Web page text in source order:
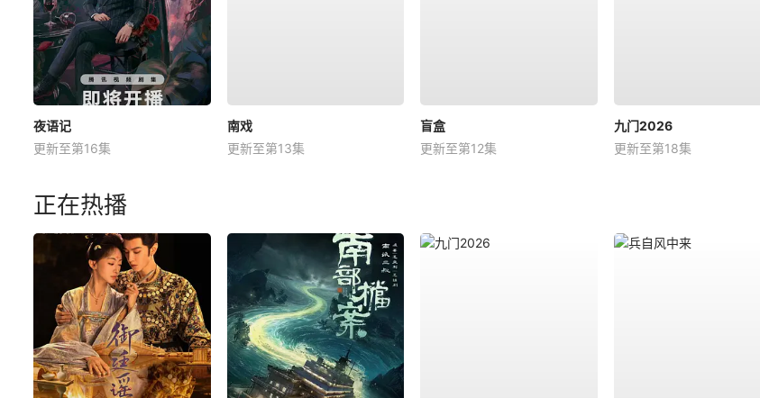
夜语记
更新至第16集
南戏
更新至第13集
盲盒
更新至第12集
九门2026
更新至第18集
正在热播